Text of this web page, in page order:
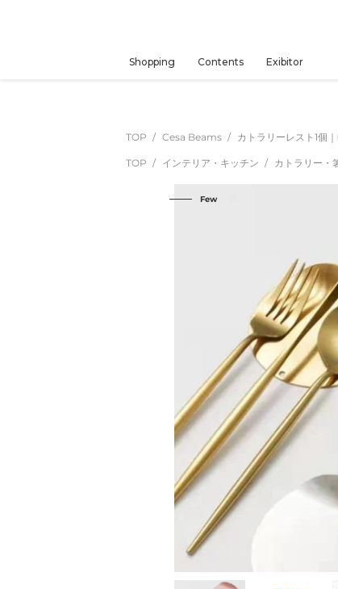
Shopping Contents Exibitor
TOP Cesa Beams カトラリーレスト1個
TOP インテリア・キッチン カトラリー・
Few